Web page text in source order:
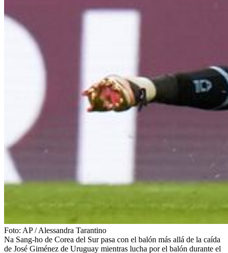
Foto: AP /Alessandra Tarantino
Na Sang-ho de Corea del Sur pasa con el balón más allá de la caída
de José Giménez de Uruguay mientras lucha por el balón durante el